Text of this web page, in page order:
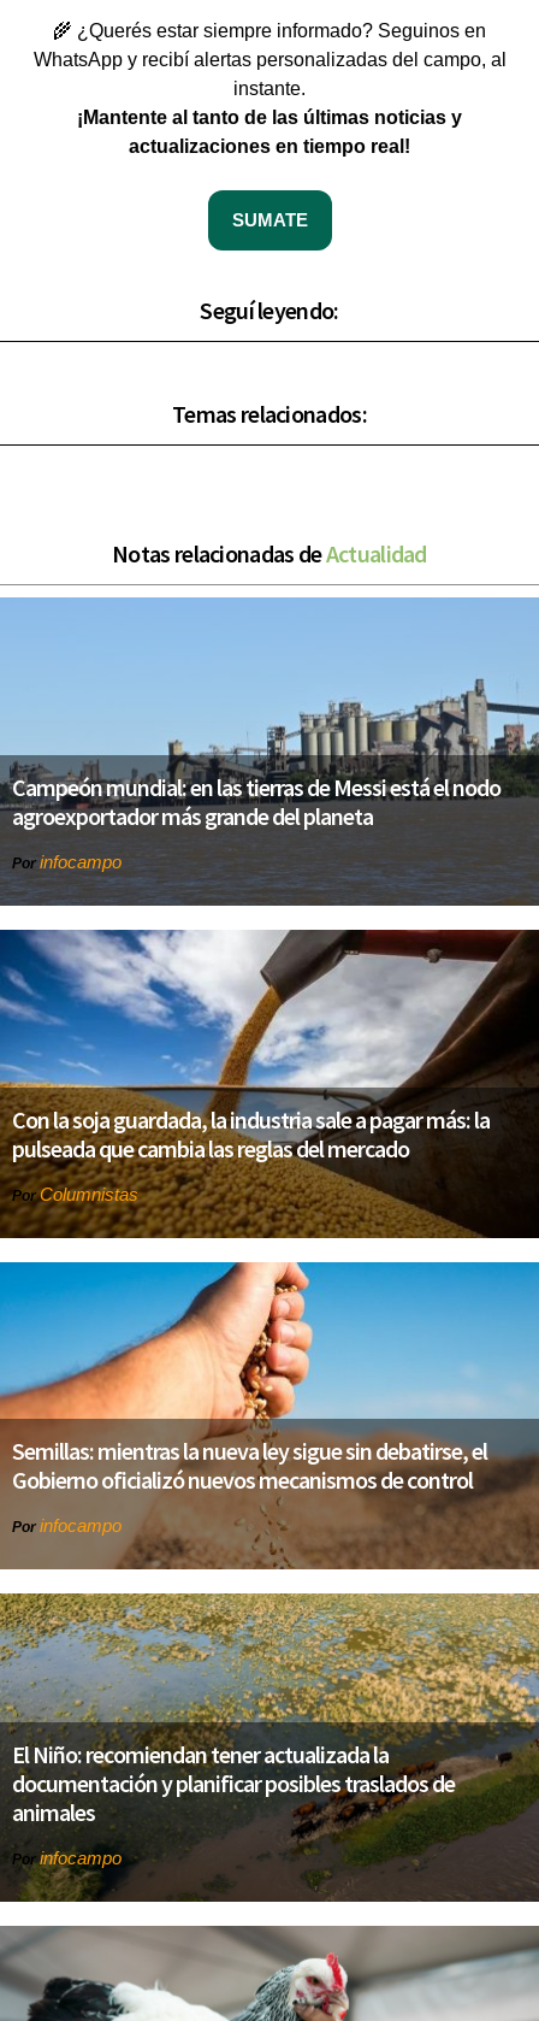
🌾 ¿Querés estar siempre informado? Seguinos en
WhatsApp y recibí alertas personalizadas del campo, al
instante.
¡Mantente al tanto de las últimas noticias y
actualizaciones en tiempo real!
SUMATE
Seguí leyendo:
Temas relacionados:
Notas relacionadas deActualidad
Campeón mundial: en las tierras de Messi está el nodo
agroexportador más grande del planeta
Por infocampo
Con la soja guardada, la industria sale a pagar más: la
pulseada que cambia las reglas del mercado
PorColumnistas
Semillas: mientras la nueva ley sigue sin debatirse, el
Gobierno oficializó nuevos mecanismos de control
Por infocampo
El Niño: recomiendan tener actualizada la
documentación y planificar posibles traslados de
animales
Por infocampo